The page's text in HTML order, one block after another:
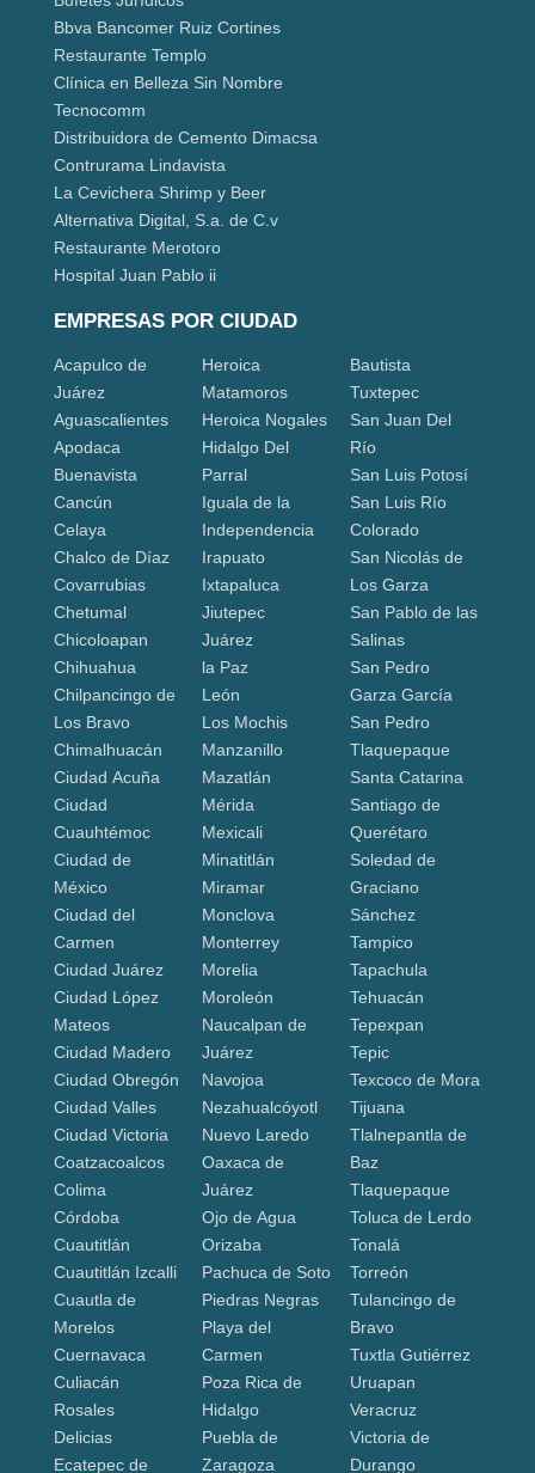
Bbva Bancomer Ruiz Cortines
Restaurante Templo
Clínica en Belleza Sin Nombre
Tecnocomm
Distribuidora de Cemento Dimacsa
Contrurama Lindavista
La Cevichera Shrimp y Beer
Alternativa Digital, S.a. de C.v
Restaurante Merotoro
Hospital Juan Pablo ii
EMPRESAS POR CIUDAD
Acapulco de
Juárez
Aguascalientes
Apodaca
Buenavista
Cancún
Celaya
Chalco de Díaz
Covarrubias
Chetumal
Chicoloapan
Chihuahua
Chilpancingo de
Los Bravo
Chimalhuacán
Ciudad Acuña
Ciudad
Cuauhtémoc
Ciudad de
México
Ciudad del
Carmen
Ciudad Juárez
Ciudad López
Mateos
Ciudad Madero
Ciudad Obregón
Ciudad Valles
Ciudad Victoria
Coatzacoalcos
Colima
Córdoba
Cuautitlán
Cuautitlán Izcalli
Cuautla de
Morelos
Cuernavaca
Culiacán
Rosales
Delicias
Ecatepec de
Heroica
Matamoros
Heroica Nogales
Hidalgo Del
Parral
Iguala de la
Independencia
Irapuato
Ixtapaluca
Jiutepec
Juárez
la Paz
León
Los Mochis
Manzanillo
Mazatlán
Mérida
Mexicali
Minatitlán
Miramar
Monclova
Monterrey
Morelia
Moroleón
Naucalpan de
Juárez
Navojoa
Nezahualcóyotl
Nuevo Laredo
Oaxaca de
Juárez
Ojo de Agua
Orizaba
Pachuca de Soto
Piedras Negras
Playa del
Carmen
Poza Rica de
Hidalgo
Puebla de
Zaragoza
Bautista
Tuxtepec
San Juan Del
Río
San Luis Potosí
San Luis Río
Colorado
San Nicolás de
Los Garza
San Pablo de las
Salinas
San Pedro
Garza García
San Pedro
Tlaquepaque
Santa Catarina
Santiago de
Querétaro
Soledad de
Graciano
Sánchez
Tampico
Tapachula
Tehuacán
Tepexpan
Tepic
Texcoco de Mora
Tijuana
Tlalnepantla de
Baz
Tlaquepaque
Toluca de Lerdo
Tonalá
Torreón
Tulancingo de
Bravo
Tuxtla Gutiérrez
Uruapan
Veracruz
Victoria de
Durango